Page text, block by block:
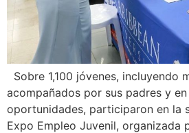
Sobre 1,100 jóvenes, incluyendo
acompañados por sus padres y
oportunidades, participaron en la
Expo Empleo Juvenil, organizada